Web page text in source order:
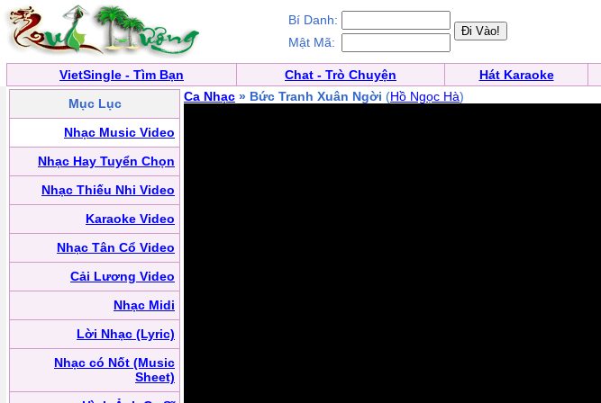
Bí Danh:
Mật Mã:
VietSingle - Tìm Bạn Chat - Trò Chuyện Hát Karaoke
Mục Lục
Nhạc Music Video
Nhạc Hay Tuyển Chọn
Nhạc Thiếu Nhi Video
Karaoke Video
Nhạc Tân Cổ Video
Cải Lương Video
Nhạc Midi
Lời Nhạc (Lyric)
Nhạc có Nốt (Music
Sheet)
Ca Nhạc » Bức Tranh Xuân Ngời (Hồ Ngọc Hà)